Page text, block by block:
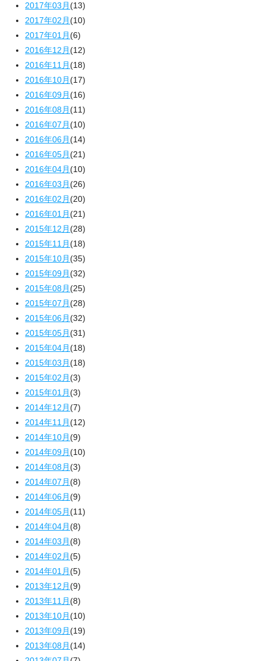
2017年03月(13)
2017年02月(10)
2017年01月(6)
2016年12月(12)
2016年11月(18)
2016年10月(17)
2016年09月(16)
2016年08月(11)
2016年07月(10)
2016年06月(14)
2016年05月(21)
2016年04月(10)
2016年03月(26)
2016年02月(20)
2016年01月(21)
2015年12月(28)
2015年11月(18)
2015年10月(35)
2015年09月(32)
2015年08月(25)
2015年07月(28)
2015年06月(32)
2015年05月(31)
2015年04月(18)
2015年03月(18)
2015年02月(3)
2015年01月(3)
2014年12月(7)
2014年11月(12)
2014年10月(9)
2014年09月(10)
2014年08月(3)
2014年07月(8)
2014年06月(9)
2014年05月(11)
2014年04月(8)
2014年03月(8)
2014年02月(5)
2014年01月(5)
2013年12月(9)
2013年11月(8)
2013年10月(10)
2013年09月(19)
2013年08月(14)